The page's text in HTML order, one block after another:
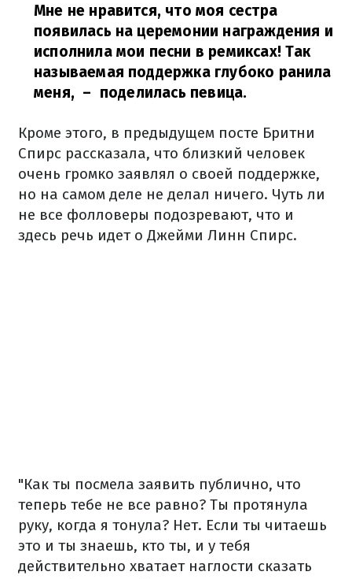
Мне не нравится, что моя сестра
появилась на церемонии награждения и
исполнила мои песни в ремиксах! Так
называемая поддержка глубоко ранила
меня, – поделилась певица.
Кроме этого, в предыдущем посте Бритни
Спирс рассказала, что близкий человек
очень громко заявлял о своей поддержке,
но на самом деле не делал ничего. Чуть ли
не все фолловеры подозревают, что и
здесь речь идет о Джейми Линн Спирс.
"Как ты посмела заявить публично, что
теперь тебе не все равно? Ты протянула
руку, когда я тонула? Нет. Если ты читаешь
это и ты знаешь, кто ты, и у тебя
действительно хватает наглости сказать